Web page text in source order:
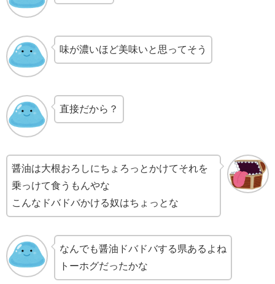
味が濃いほど美味いと思ってそう
直接だから？
醤油は大根おろしにちょろっとかけてそれを
乗っけて食うもんやな
こんなドバドバかける奴はちょっとな
なんでも醤油ドバドバする県あるよね
トーホグだったかな